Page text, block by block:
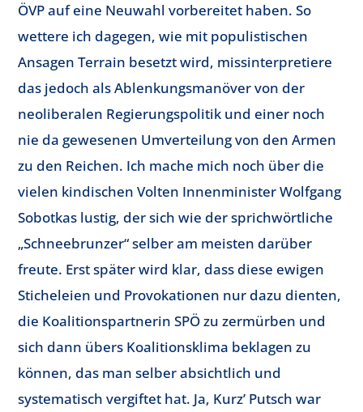
ÖVP auf eine Neuwahl vorbereitet haben. So
wettere ich dagegen, wie mit populistischen
Ansagen Terrain besetzt wird, missinterpretiere
das jedoch als Ablenkungsmanöver von der
neoliberalen Regierungspolitik und einer noch
nie da gewesenen Umverteilung von den Armen
zu den Reichen. Ich mache mich noch über die
vielen kindischen Volten Innenminister Wolfgang
Sobotkas lustig, der sich wie der sprichwörtliche
„Schneebrunzer“ selber am meisten darüber
freute. Erst später wird klar, dass diese ewigen
Sticheleien und Provokationen nur dazu dienten,
die Koalitionspartnerin SPÖ zu zermürben und
sich dann übers Koalitionsklima beklagen zu
können, das man selber absichtlich und
systematisch vergiftet hat. Ja, Kurz’ Putsch war